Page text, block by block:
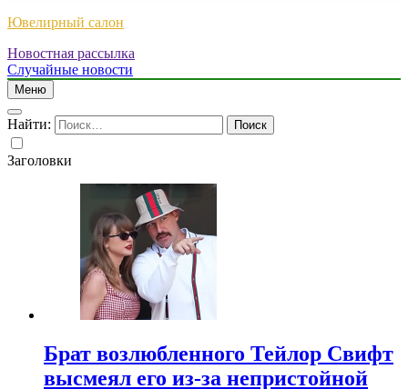
Ювелирный салон
Новостная рассылка
Случайные новости
Меню
Найти:
Заголовки
Брат возлюбленного Тейлор Свифт
высмеял его из-за непристойной